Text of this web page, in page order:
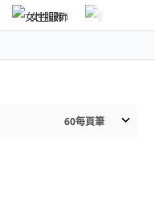
女性服飾
60每頁筆